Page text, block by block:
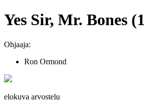
Yes Sir, Mr. Bones
Ohjaaja:
Ron Ormond
elokuva arvostelu